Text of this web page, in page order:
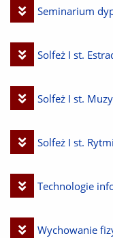
Pobierz
Seminarium
Pobierz
Solfeż I st.
Pobierz
Solfeż I st.
Pobierz
Solfeż I st.
Pobierz
Technologie
Pobierz
Wychowanie